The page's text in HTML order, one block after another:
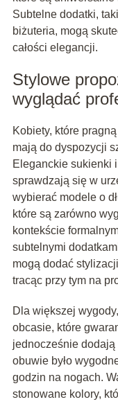
Subtelne dodatki,
biżuteria, mogą
całości elegancji.
Stylowe
wyglądać
Kobiety, które
mają do dyspozycji
Eleganckie sukienki
sprawdzają się w
wybierać modele o
które są zarówno
kontekście
subtelnymi
mogą dodać
tracąc przy tym na
Dla większej
obcasie, które
jednocześnie
obuwie było
godzin na nogach.
stonowane kolory,